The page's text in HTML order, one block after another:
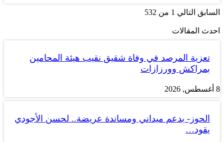
السابق التالي 1 من 532
احدث المقالات
تعزية المرصد في وفاة شقيق نقيب هيئة المحامين
بمراكش وورزازات
8 أغسطس, 2026
الحوز- بدعم ميداني ومساندة عريضة.. لحسن الأجودي
يقود…